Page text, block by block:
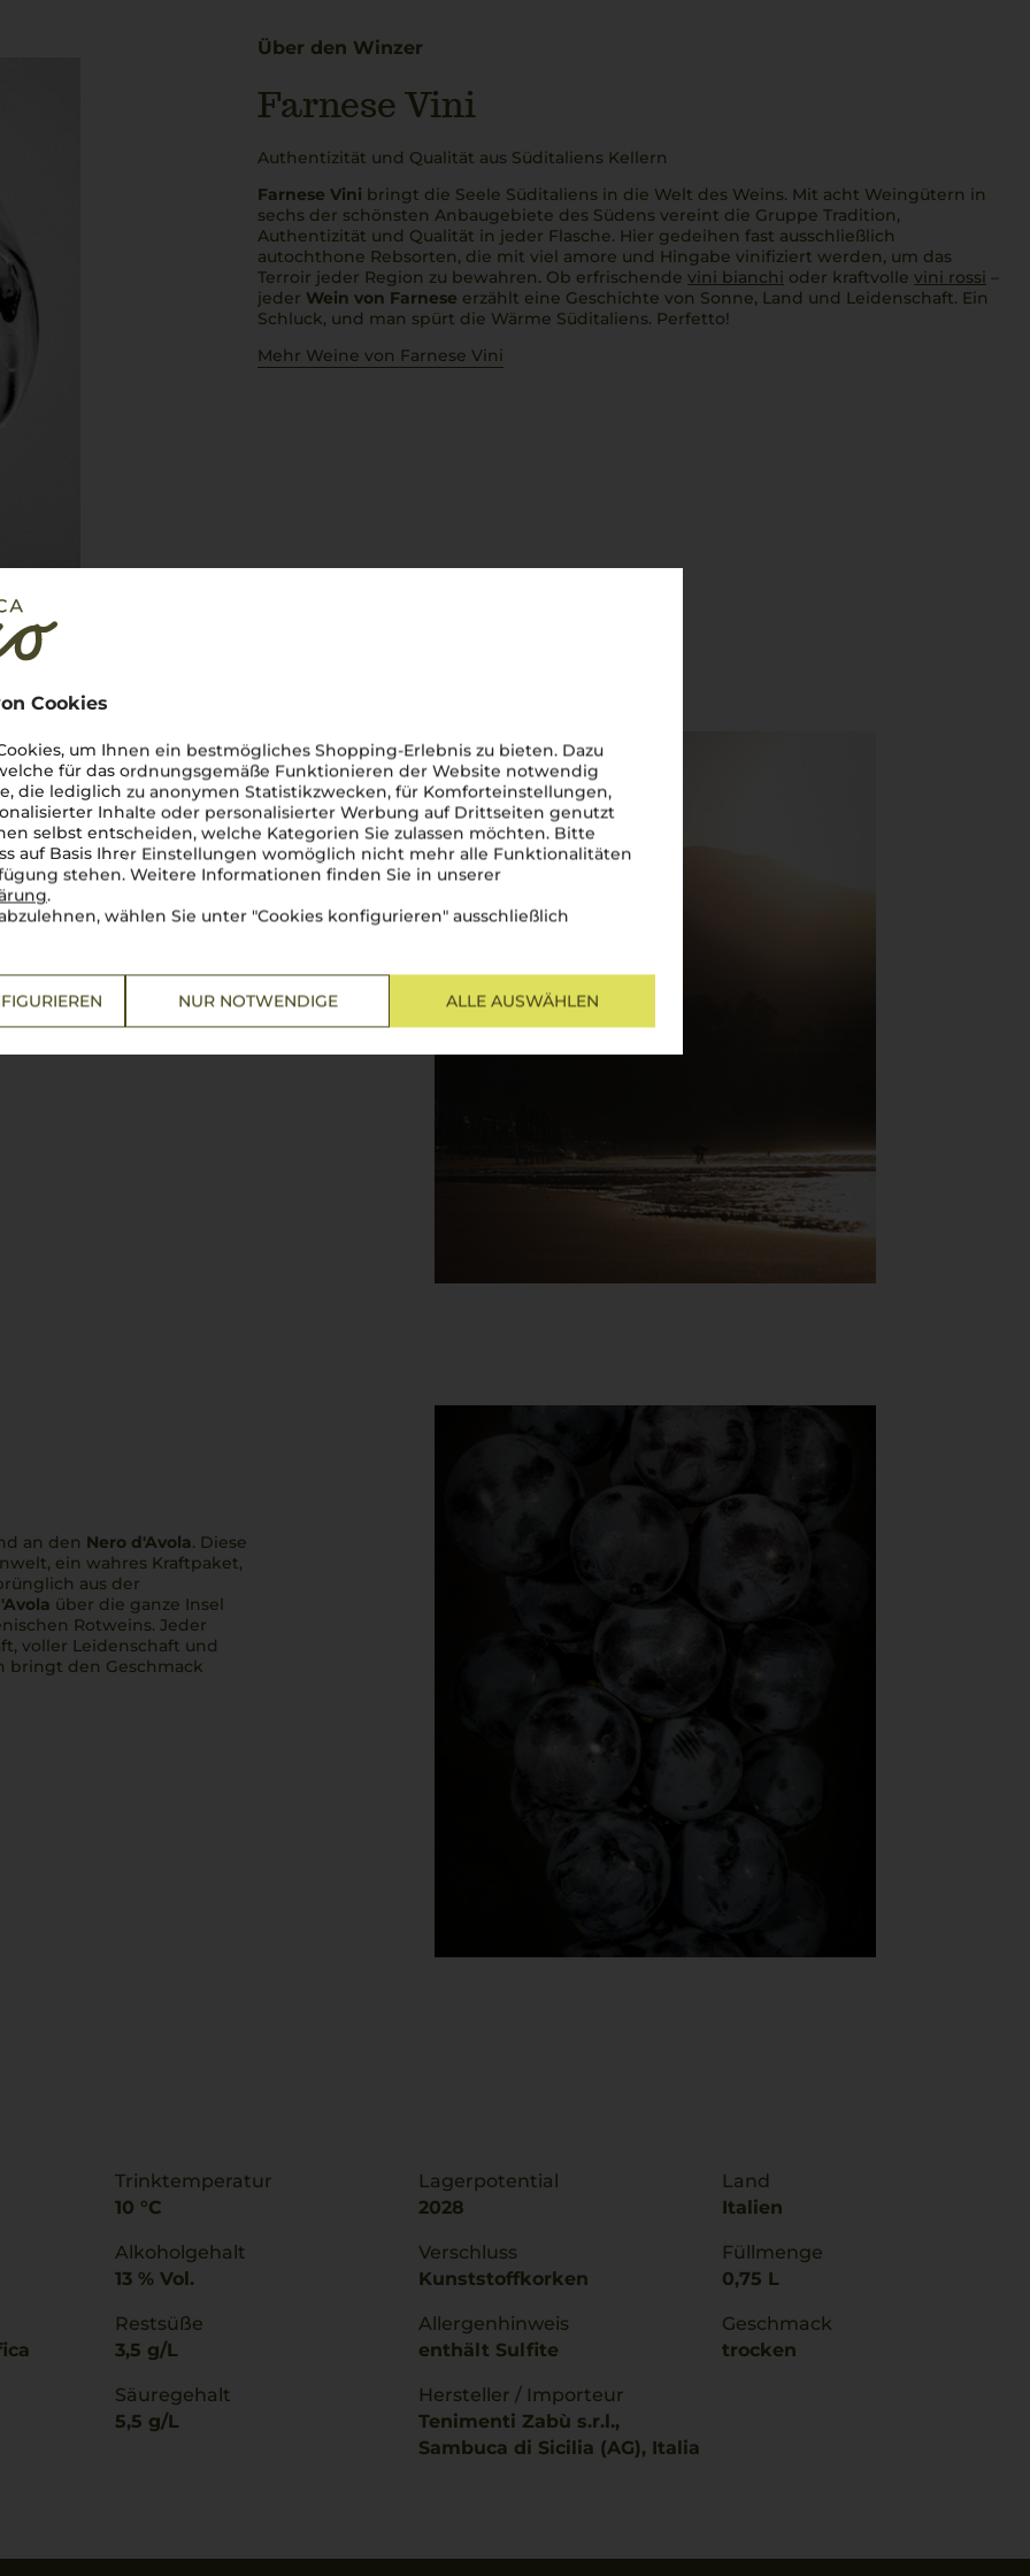
Cookies
um Ihnen ein bestmögliches Shopping-Erlebnis zu bieten. Dazu
für das ordnungsgemäße Funktionieren der Website notwendig
die lediglich zu anonymen Statistikzwecken, für Komforteinstellungen,
Inhalte oder personalisierter Werbung auf Drittseiten genutzt
selbst entscheiden, welche Kategorien Sie zulassen möchten. Bitte
auf Basis Ihrer Einstellungen womöglich nicht mehr alle Funktionalitäten
stehen. Weitere Informationen finden Sie in unserer
.
wählen Sie unter "Cookies konfigurieren" ausschließlich
NUR NOTWENDIGE ALLE AUSWÄHLEN
Über den Winzer
Farnese Vini
Authentizität und Qualität aus Süditaliens Kellern
Farnese Vini bringt die Seele Süditaliens in die Welt des Weins. Mit acht Weingütern in
sechs der schönsten Anbaugebiete des Südens vereint die Gruppe Tradition,
Authentizität und Qualität in jeder Flasche. Hier gedeihen fast ausschließlich
autochthone Rebsorten, die mit viel amore und Hingabe vinifiziert werden, um das
Terroir jeder Region zu bewahren. Ob erfrischende vini bianchi oder kraftvolle vini rossi –
jeder Wein von Farnese erzählt eine Geschichte von Sonne, Land und Leidenschaft. Ein
Schluck, und man spürt die Wärme Süditaliens. Perfetto!
Mehr Weine von Farnese Vini
mit einer Weintradition,
und unter einem
d'Avolaund der lebendige
Vielfalt, die den
Energie. Von den Hängen
Herz eines jeden
und
Weine
. Ein Wein
Leidenschaft und
an den Nero d'Avola. Diese
ein wahres Kraftpaket,
aus der
über die ganze Insel
Rotweins. Jeder
voller Leidenschaft und
bringt den Geschmack
Trinktemperatur
10 °C
Alkoholgehalt
13 % Vol.
Restsüße
3,5 g/L
Säuregehalt
5,5 g/L
Lagerpotential
2028
Verschluss
Kunststoffkorken
Allergenhinweis
enthält Sulfite
Hersteller / Importeur
Tenimenti Zabù s.r.l.,
Sambuca di Sicilia (AG), Italia
Land
Italien
Füllmenge
0,75 L
Geschmack
trocken